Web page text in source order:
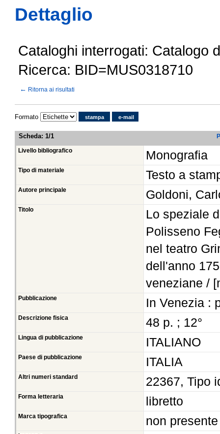
Dettaglio
Cataloghi interrogati: Catalogo
Ricerca: BID=MUS0318710
← Ritorna ai risultati
Formato stampa e-mail
Scheda: 1/1
Livello bibliografico Monografia
Tipo di materiale Testo a
Autore principale Goldoni,
Titolo
Lo speziale
Polisseno
nel teatro
dell'anno
veneziane /
Pubblicazione In Venezia :
Descrizione fisica 48 p. ; 12°
Lingua di pubblicazione ITALIANO
Paese di pubblicazione ITALIA
Altri numeri standard 22367, Tipo
Forma letteraria libretto
Marca tipografica non presente